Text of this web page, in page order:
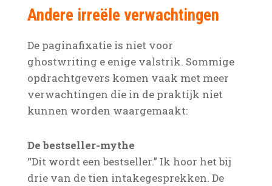
Andere irreële verwachtingen
De paginafixatie is niet voor
ghostwriting e enige valstrik. Sommige
opdrachtgevers komen vaak met meer
verwachtingen die in de praktijk niet
kunnen worden waargemaakt:
De bestseller-mythe
“Dit wordt een bestseller.” Ik hoor het bij
drie van de tien intakegesprekken. De